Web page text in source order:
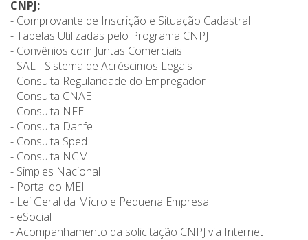
CNPJ:
- Comprovante de Inscrição e Situação Cadastral
- Tabelas Utilizadas pelo Programa CNPJ
- Convênios com Juntas Comerciais
- SAL - Sistema de Acréscimos Legais
- Consulta Regularidade do Empregador
- Consulta CNAE
- Consulta NFE
- Consulta Danfe
- Consulta Sped
- Consulta NCM
- Simples Nacional
- Portal do MEI
- Lei Geral da Micro e Pequena Empresa
- eSocial
- Acompanhamento da solicitação CNPJ via Internet